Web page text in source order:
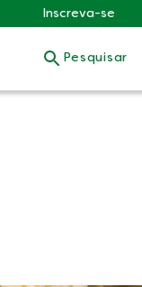
Inscreva-se
Pesquisar